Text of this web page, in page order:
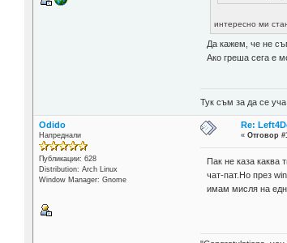
интересно ми
Да кажем, че не
Ако греша сега е
Тук съм за да се
Odido
Напреднали
Публикации: 628
Distribution: Arch Linux
Window Manager: Gnome
Re:
«Отговор
Пак не каза каква
чат-пат.Но през
имам мисля на